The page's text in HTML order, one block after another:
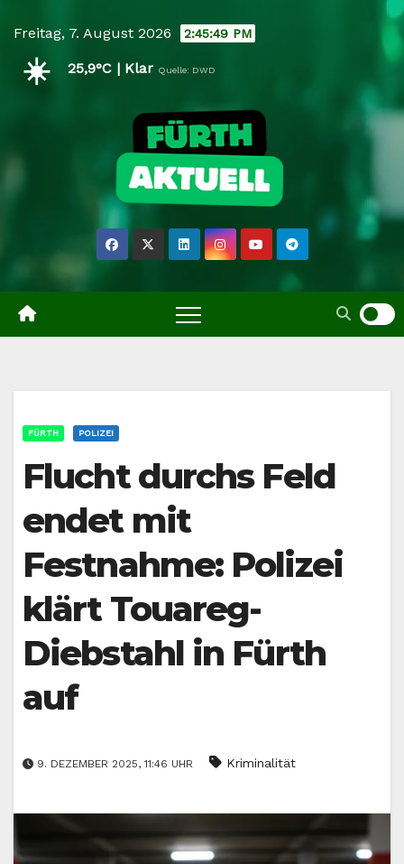
content
Freitag, 7. August 2026 2:45:50 PM
☀️ 25,9°C | Klar Quelle: DWD
FÜRTH POLIZEI
Flucht durchs Feld
endet mit
Festnahme: Polizei
klärt Touareg-
Diebstahl in Fürth
auf
9. DEZEMBER 2025, 11:46 UHR Kriminalität